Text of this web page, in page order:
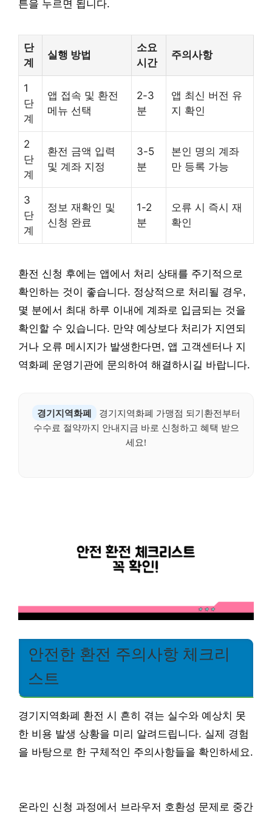
튼을 누르면 됩니다.
단
계
실행 방법
소요
시간
주의사항
1
단
계
앱 접속 및 환전
메뉴 선택
2-3
분
앱 최신 버전 유
지 확인
2
단
계
환전 금액 입력
및 계좌 지정
3-5
분
본인 명의 계좌
만 등록 가능
3
단
계
정보 재확인 및
신청 완료
1-2
분
오류 시 즉시 재
확인
환전 신청 후에는 앱에서 처리 상태를 주기적으로
확인하는 것이 좋습니다. 정상적으로 처리될 경우,
몇 분에서 최대 하루 이내에 계좌로 입금되는 것을
확인할 수 있습니다. 만약 예상보다 처리가 지연되
거나 오류 메시지가 발생한다면, 앱 고객센터나 지
역화폐 운영기관에 문의하여 해결하시길 바랍니다.
경기지역화폐
경기지역화폐 가맹점 되기환전부터
수수료 절약까지 안내지금 바로 신청하고 혜택 받으
세요!
안전한 환전 주의사항 체크리
스트
경기지역화폐 환전 시 흔히 겪는 실수와 예상치 못
한 비용 발생 상황을 미리 알려드립니다. 실제 경험
을 바탕으로 한 구체적인 주의사항들을 확인하세요.
온라인 신청 과정에서 브라우저 호환성 문제로 중간